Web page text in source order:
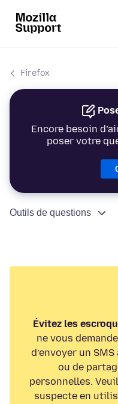
Firefox
Encore besoin
poser votre
Outils de questions
Évitez les
ne vous
d’envoyer un
ou de
personnelles.
suspecte en